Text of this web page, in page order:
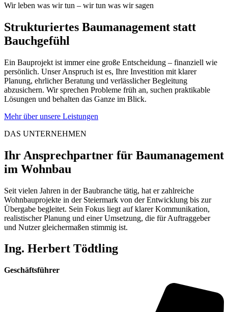
Wir leben was wir tun – wir tun was wir sagen
Strukturiertes Baumanagement statt
Bauchgefühl
Ein Bauprojekt ist immer eine große Entscheidung – finanziell wie
persönlich. Unser Anspruch ist es, Ihre Investition mit klarer
Planung, ehrlicher Beratung und verlässlicher Begleitung
abzusichern. Wir sprechen Probleme früh an, suchen praktikable
Lösungen und behalten das Ganze im Blick.
Mehr über unsere Leistungen
DAS UNTERNEHMEN
Ihr Ansprechpartner für Baumanagement
im Wohnbau
Seit vielen Jahren in der Baubranche tätig, hat er zahlreiche
Wohnbauprojekte in der Steiermark von der Entwicklung bis zur
Übergabe begleitet. Sein Fokus liegt auf klarer Kommunikation,
realistischer Planung und einer Umsetzung, die für Auftraggeber
und Nutzer gleichermaßen stimmig ist.
Ing. Herbert Tödtling
Geschäftsführer